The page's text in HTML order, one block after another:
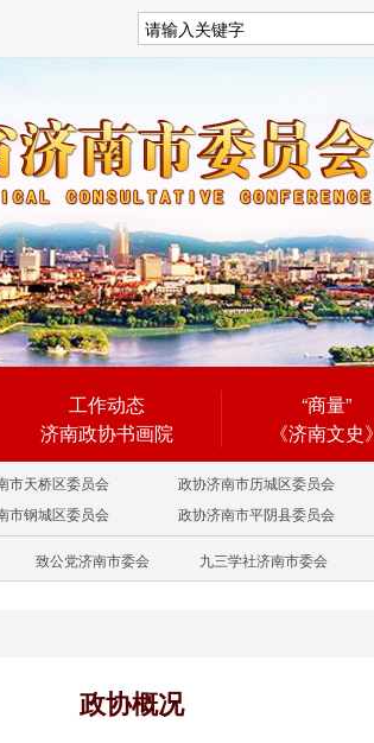
工作动态
济南政协书画院
“商量”
《济南文史》
市天桥区委员会 政协济南市历城区委员会
市钢城区委员会 政协济南市平阴县委员会
致公党济南市委会 九三学社济南市委会
政协概况